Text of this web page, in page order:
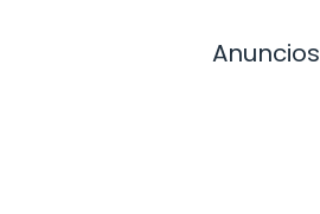
Anuncios